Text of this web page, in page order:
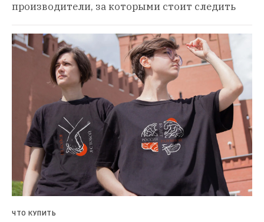
производители, за которыми стоит следить
ЧТО КУПИТЬ